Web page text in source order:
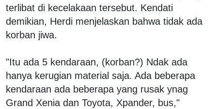
terlibat di kecelakaan tersebut. Kendati
demikian, Herdi menjelaskan bahwa tidak ada
korban jiwa.
"Itu ada 5 kendaraan, (korban?) Ndak ada
hanya kerugian material saja. Ada beberapa
kendaraan ada beberapa yang rusak ynag
Grand Xenia dan Toyota, Xpander, bus,"